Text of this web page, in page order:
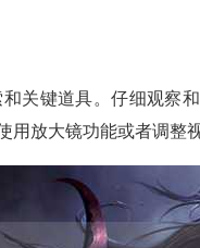
关键道具。仔细观察
放大镜功能或者调整